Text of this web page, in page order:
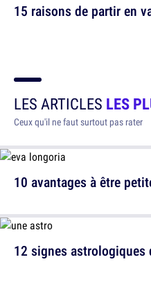
15 raisons de partir en
LES ARTICLES LES
Ceux qu'il ne faut surtout pas rater
10 avantages à être
12 signes